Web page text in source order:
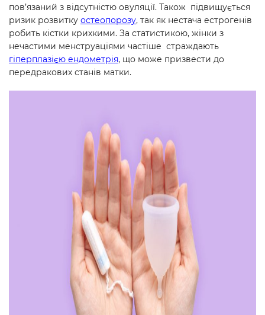
пов’язаний з відсутністю овуляції. Також підвищується
ризик розвитку остеопорозу, так як нестача естрогенів
робить кістки крихкими. За статистикою, жінки з
нечастими менструаціями частіше страждають
гіперплазією ендометрія, що може призвести до
передракових станів матки.